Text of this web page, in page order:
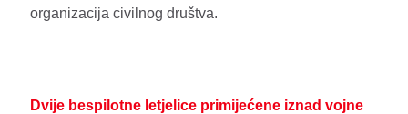
organizacija civilnog društva.
Dvije bespilotne letjelice primijećene iznad vojne